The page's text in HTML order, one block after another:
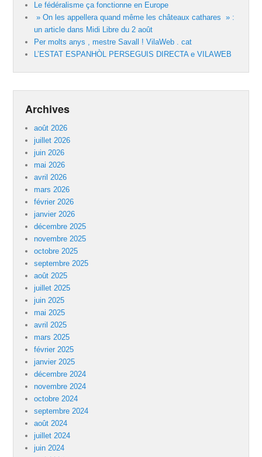
Le fédéralisme ça fonctionne en Europe
» On les appellera quand même les châteaux cathares » :
un article dans Midi Libre du 2 août
Per molts anys , mestre Savall ! VilaWeb . cat
L’ESTAT ESPANHÒL PERSEGUIS DIRECTA e VILAWEB
Archives
août 2026
juillet 2026
juin 2026
mai 2026
avril 2026
mars 2026
février 2026
janvier 2026
décembre 2025
novembre 2025
octobre 2025
septembre 2025
août 2025
juillet 2025
juin 2025
mai 2025
avril 2025
mars 2025
février 2025
janvier 2025
décembre 2024
novembre 2024
octobre 2024
septembre 2024
août 2024
juillet 2024
juin 2024